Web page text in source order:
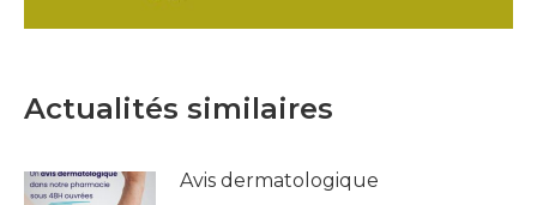
Actualités similaires
Avis dermatologique